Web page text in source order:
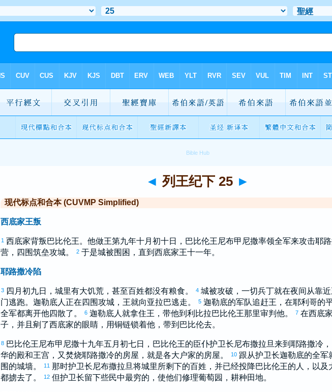
◄ 列王纪下 25 ►
现代标点和合本 (CUVMP Simplified)
西底家王叛
1 西底家背叛 巴比伦王。他做王第九年十月初十日， 巴比伦王尼布甲尼撒率领全军来攻击耶
营，四围筑垒攻城。
2 于是城被围困，直到 西底家王十一年。
耶路撒冷陷
3 四月初九日，城里有大饥荒，甚至百姓都没有粮食。 4 城被攻破，一切兵丁就在夜间从靠
门逃跑。 迦勒底人正在四围攻城，王就向亚拉巴逃走。 5 迦勒底的军队追赶王，在耶利哥的
全军都离开他四散了。
6 迦勒底人就拿住王，带他到 利比拉巴比伦王那里审判他。 7 在西底家
子，并且剜了西底家的眼睛，用铜链锁着他，带到 巴比伦去。
8 巴比伦王尼布甲尼撒十九年五月初七日， 巴比伦王的臣仆护卫长尼布撒拉旦来到 耶路撒冷，
华的殿和王宫，又焚烧耶路撒冷的房屋，就是各大户家的房屋。 10 跟从护卫长迦勒底的全军
围的城墙。
11 那时护卫长尼布撒拉旦将城里所剩下的百姓，并已经投降巴比伦王的人，以及
都掳去了。
12 但护卫长留下些民中最穷的，使他们修理葡萄园，耕种田地。